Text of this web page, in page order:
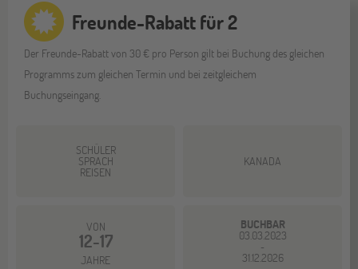
Freunde-Rabatt für 2
Der Freunde-Rabatt von 30 € pro Person gilt bei Buchung des gleichen
Programms zum gleichen Termin und bei zeitgleichem
Buchungseingang.
SCHÜLER
SPRACH
REISEN
KANADA
VON
12-17
JAHRE
BUCHBAR
03.03.2023
-
31.12.2026